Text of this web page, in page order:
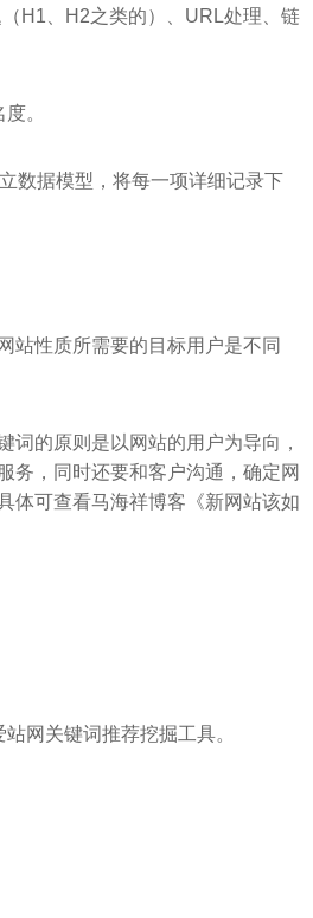
H1、H2之类的）、URL处理、链
。
数据模型，将每一项详细记录下
站性质所需要的目标用户是不同
词的原则是以网站的用户为导向，
务，同时还要和客户沟通，确定网
体可查看马海祥博客《新网站该如
网关键词推荐挖掘工具。